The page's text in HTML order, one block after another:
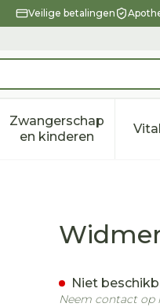
Veilige betalingen
verzorging en
voor Dieet,
Zwangerschap
en kinderenToon submenu
Parf
Niet
Neem contact op